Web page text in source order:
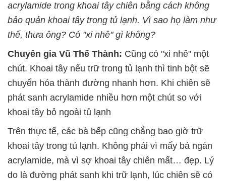
acrylamide trong khoai tây chiên bằng cách không
bảo quản khoai tây trong tủ lạnh. Vì sao họ làm như
thế, thưa ông? Có "xi nhê" gì không?
Chuyên gia Vũ Thế Thành: Cũng có "xi nhê" một
chút. Khoai tây nếu trữ trong tủ lạnh thì tinh bột sẽ
chuyển hóa thành đường nhanh hơn. Khi chiên sẽ
phát sanh acrylamide nhiều hơn một chút so với
khoai tây bỏ ngoài tủ lạnh
Trên thực tế, các bà bếp cũng chẳng bao giờ trữ
khoai tây trong tủ lạnh. Không phải vì mấy bả ngán
acrylamide, mà vì sợ khoai tây chiên mất… đẹp. Lý
do là đường phát sanh khi trữ lạnh, lúc chiên sẽ có